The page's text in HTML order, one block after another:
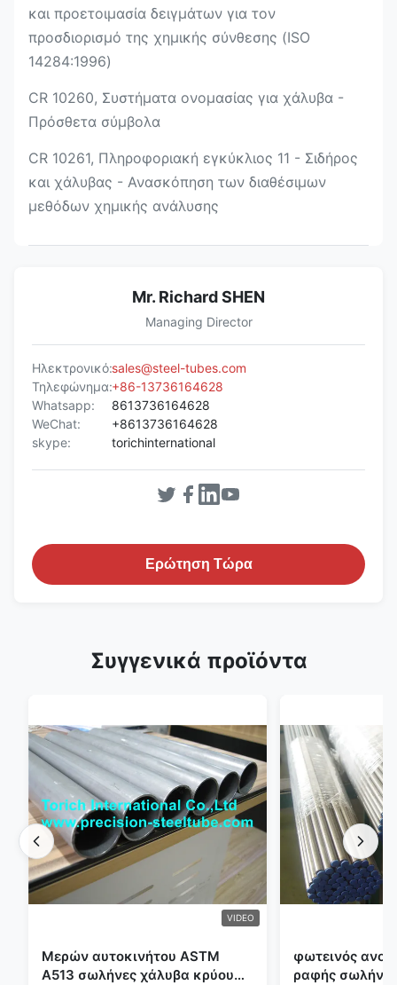
και προετοιμασία δειγμάτων για τον
προσδιορισμό της χημικής σύνθεσης (ISO
14284:1996)
CR 10260, Συστήματα ονομασίας για χάλυβα -
Πρόσθετα σύμβολα
CR 10261, Πληροφοριακή εγκύκλιος 11 - Σιδήρος
και χάλυβας - Ανασκόπηση των διαθέσιμων
μεθόδων χημικής ανάλυσης
Mr. Richard SHEN
Managing Director
Ηλεκτρονικό:sales@steel-tubes.com
Τηλεφώνημα:+86-13736164628
Whatsapp:
8613736164628
WeChat:
+8613736164628
skype:
torichinternational
Ερώτηση Τώρα
Συγγενικά προϊόντα
VIDEO
Μερών αυτοκινήτου ASTM
A513 σωλήνες χάλυβα κρύου
φωτεινός
ραφής